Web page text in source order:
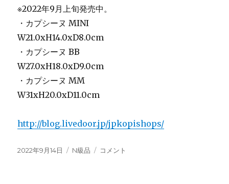
※2022年9月上旬発売中。
・カプシーヌ MINI
W21.0xH14.0xD8.0cm
・カプシーヌ BB
W27.0xH18.0xD9.0cm
・カプシーヌ MM
W31xH20.0xD11.0cm
http://blog.livedoor.jp/jpkopishops/
投
2022年9月14日
カ
N級品
ル
コメント